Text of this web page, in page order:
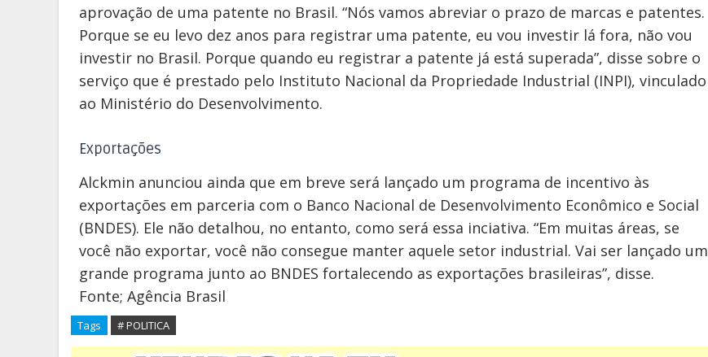
aprovação de uma patente no Brasil. “Nós vamos abreviar o prazo de marcas e patentes.
Porque se eu levo dez anos para registrar uma patente, eu vou investir lá fora, não vou
investir no Brasil. Porque quando eu registrar a patente já está superada”, disse sobre o
serviço que é prestado pelo Instituto Nacional da Propriedade Industrial (INPI), vinculado
ao Ministério do Desenvolvimento.
Exportações
Alckmin anunciou ainda que em breve será lançado um programa de incentivo às
exportações em parceria com o Banco Nacional de Desenvolvimento Econômico e Social
(BNDES). Ele não detalhou, no entanto, como será essa inciativa. “Em muitas áreas, se
você não exportar, você não consegue manter aquele setor industrial. Vai ser lançado um
grande programa junto ao BNDES fortalecendo as exportações brasileiras”, disse.
Fonte; Agência Brasil
Tags # POLITICA